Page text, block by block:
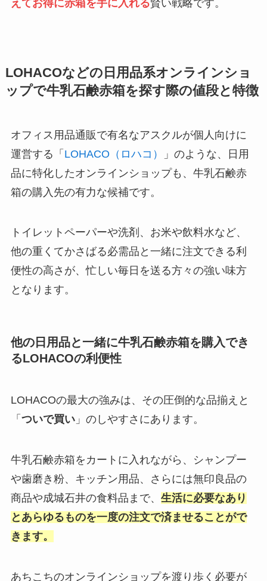
えてお得に赤箱を手に入れる賢い戦略です。
LOHACOなどの日用品系オンラインショ
ップで牛乳石鹸赤箱を探す際の値段と特徴
オフィス用品通販で有名なアスクルが個人向けに
運営する「 LOHACO（ロハコ）
」のような、日用
品に特化したオンラインショップも、牛乳石鹸赤
箱の購入先の有力な候補です。
トイレットペーパーや洗剤、お米や飲料水など、
他の重くてかさばる必需品と一緒に注文できる利
便性の高さが、忙しい毎日を送る方々の強い味方
となります。
他の日用品と一緒に牛乳石鹸赤箱を購入でき
るLOHACOの利便性
LOHACOの最大の強みは、その圧倒的な品揃えと
「 ついで買い」のしやすさにあります。
牛乳石鹸赤箱をカートに入れながら、シャンプー
や歯磨き粉、キッチン用品、さらには無印良品の
商品や成城石井の食料品まで、 生活に必要なあり
とあらゆるものを一度の注文で済ませることがで
きます。
あちこちのオンラインショップを渡り歩く必要が